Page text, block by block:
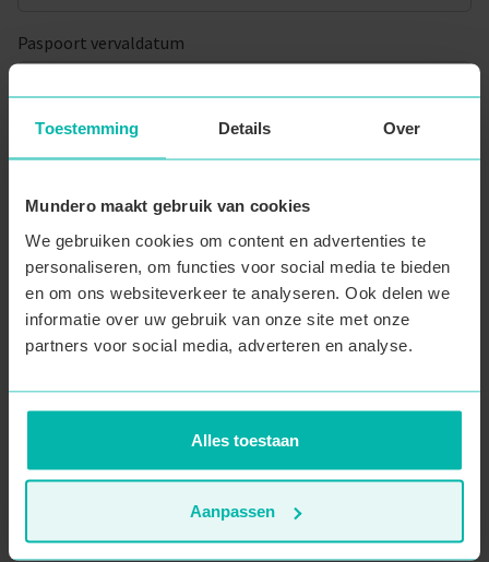
Toestemming Details Over
Mundero maakt gebruik van cookies
We gebruiken cookies om content en advertenties te
personaliseren, om functies voor social media te bieden
en om ons websiteverkeer te analyseren. Ook delen we
informatie over uw gebruik van onze site met onze
partners voor social media, adverteren en analyse.
Alles toestaan
Aanpassen
Paspoort vervaldatum
Adres
Huisnummer* Busnummer
Woonplaats*